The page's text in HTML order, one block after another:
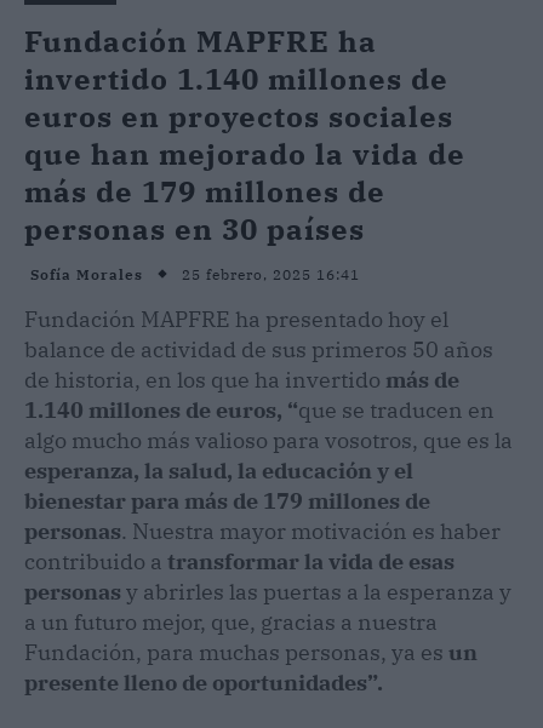
Fundación MAPFRE ha
invertido 1.140 millones de
euros en proyectos sociales
que han mejorado la vida de
más de 179 millones de
personas en 30 países
Sofía Morales 25 febrero, 2025 16:41
Fundación MAPFRE ha presentado hoy el
balance de actividad de sus primeros 50 años
de historia, en los que ha invertido más de
1.140 millones de euros, “que se traducen en
algo mucho más valioso para vosotros, que es la
esperanza, la salud, la educación y el
bienestarpara más de 179 millones de
personas. Nuestra mayor motivación es haber
contribuido a transformar la vida de esas
personas y abrirles las puertas a la esperanza y
a un futuro mejor, que, gracias a nuestra
Fundación, para muchas personas, ya es un
presente lleno de oportunidades”.